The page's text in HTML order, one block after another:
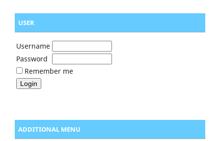
USER
Username
Password
Remember me
ADDITIONAL MENU